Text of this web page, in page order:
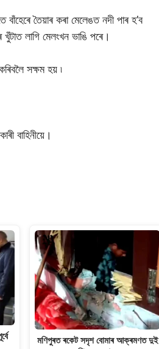
তৈয়াৰ কৰা মেলেঙত নদী পাৰ হ’ব
লাগি মেলংখন ভাঙি পৰে।
সক্ষম হয় ৷
বাহিনীয়ে।
মণিপুৰত ৰকেট সদৃশ বোমাৰ আক্ৰমণত দুই